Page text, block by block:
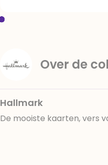
Over de
Hallmark
De mooiste kaarten, vers